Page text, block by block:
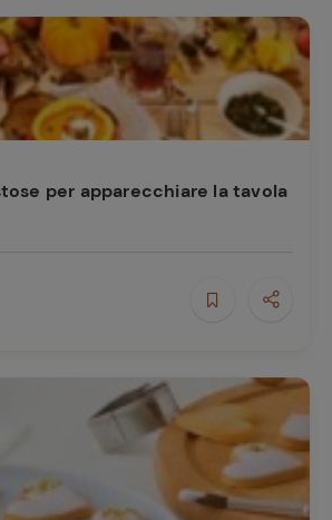
per apparecchiare la tavola